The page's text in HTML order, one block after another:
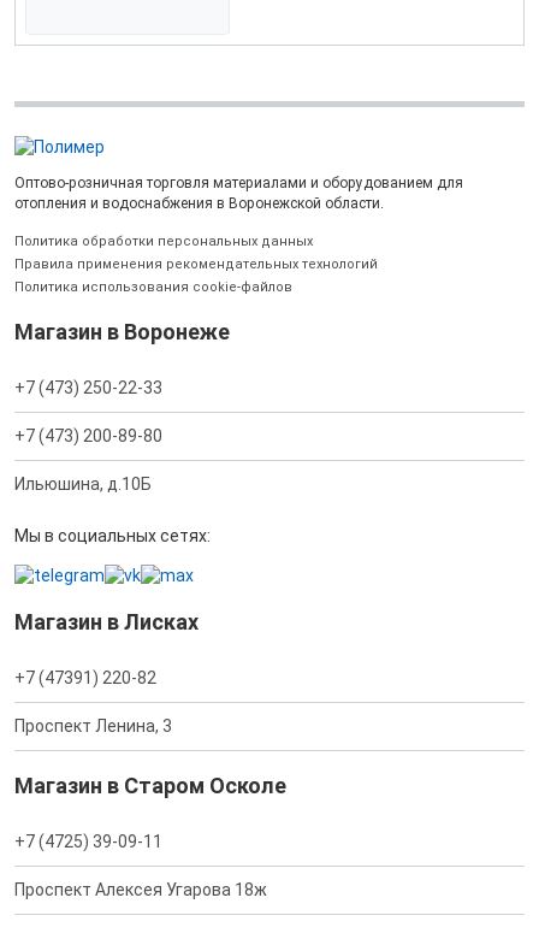
Оптово-розничная торговля материалами и оборудованием для
отопления и водоснабжения в Воронежской области.
Политика обработки персональных данных
Правила применения рекомендательных технологий
Политика использования cookie-файлов
Магазин в Воронеже
+7 (473) 250-22-33
+7 (473) 200-89-80
Ильюшина, д.10Б
Мы в социальных сетях:
Магазин в Лисках
+7 (47391) 220-82
Проспект Ленина, 3
Магазин в Старом Осколе
+7 (4725) 39-09-11
Проспект Алексея Угарова 18ж